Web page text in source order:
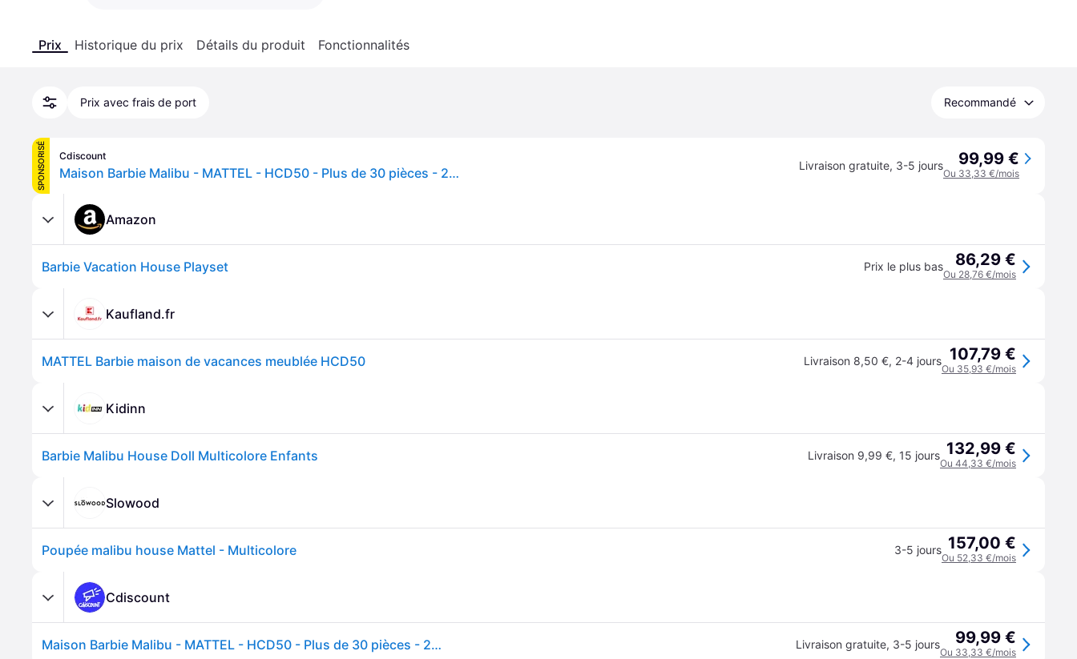
Prix Historique du prix Détails du produit Fonctionnalités
Prix avec frais de port Recommandé
SPONSORISÉ Cdiscount
Maison Barbie Malibu - MATTEL - HCD50 - Plus de 30 pièces - 2 étages - Pour enfants de 4 à 10 ans - Rose Livraison gratuite, 3-5 jours 99,99 €
Ou 33,33 €/mois
Amazon
Barbie Vacation House Playset Prix le plus bas 86,29 €
Ou 28,76 €/mois
Kaufland.fr
MATTEL Barbie maison de vacances meublée HCD50 Livraison 8,50 €, 2-4 jours 107,79 €
Ou 35,93 €/mois
Kidinn
Barbie Malibu House Doll Multicolore Enfants Livraison 9,99 €, 15 jours 132,99 €
Ou 44,33 €/mois
Slowood
Poupée malibu house Mattel - Multicolore 3-5 jours 157,00 €
Ou 52,33 €/mois
Cdiscount
Maison Barbie Malibu - MATTEL - HCD50 - Plus de 30 pièces - 2 étages - Pour enfants de 4 à 10 ans - Rose Livraison gratuite, 3-5 jours 99,99 €
Ou 33,33 €/mois